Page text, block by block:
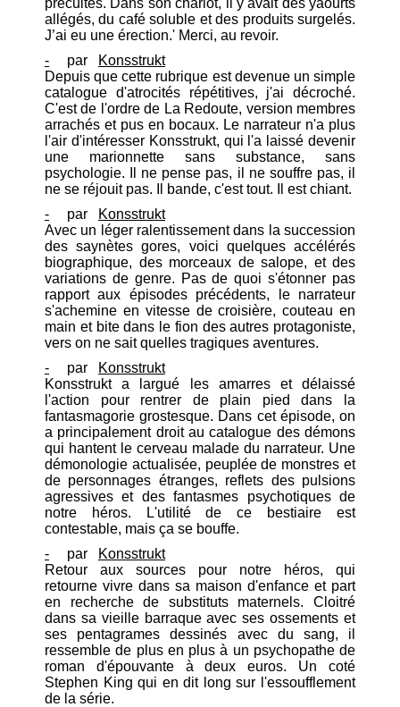
précuites. Dans son chariot, il y avait des yaourts
allégés, du café soluble et des produits surgelés.
J’ai eu une érection.' Merci, au revoir.
- par
Konsstrukt
Depuis que cette rubrique est devenue un simple
catalogue d'atrocités répétitives, j'ai décroché.
C'est de l'ordre de La Redoute, version membres
arrachés et pus en bocaux. Le narrateur n'a plus
l'air d'intéresser Konsstrukt, qui l'a laissé devenir
une marionnette sans substance, sans
psychologie. Il ne pense pas, il ne souffre pas, il
ne se réjouit pas. Il bande, c'est tout. Il est chiant.
- par
Konsstrukt
Avec un léger ralentissement dans la succession
des saynètes gores, voici quelques accélérés
biographique, des morceaux de salope, et des
variations de genre. Pas de quoi s'étonner pas
rapport aux épisodes précédents, le narrateur
s'achemine en vitesse de croisière, couteau en
main et bite dans le fion des autres protagoniste,
vers on ne sait quelles tragiques aventures.
- par
Konsstrukt
Konsstrukt a largué les amarres et délaissé
l'action pour rentrer de plain pied dans la
fantasmagorie grostesque. Dans cet épisode, on
a principalement droit au catalogue des démons
qui hantent le cerveau malade du narrateur. Une
démonologie actualisée, peuplée de monstres et
de personnages étranges, reflets des pulsions
agressives et des fantasmes psychotiques de
notre héros. L'utilité de ce bestiaire est
contestable, mais ça se bouffe.
- par
Konsstrukt
Retour aux sources pour notre héros, qui
retourne vivre dans sa maison d'enfance et part
en recherche de substituts maternels. Cloitré
dans sa vieille barraque avec ses ossements et
ses pentagrames dessinés avec du sang, il
ressemble de plus en plus à un psychopathe de
roman d'épouvante à deux euros. Un coté
Stephen King qui en dit long sur l'essoufflement
de la série.